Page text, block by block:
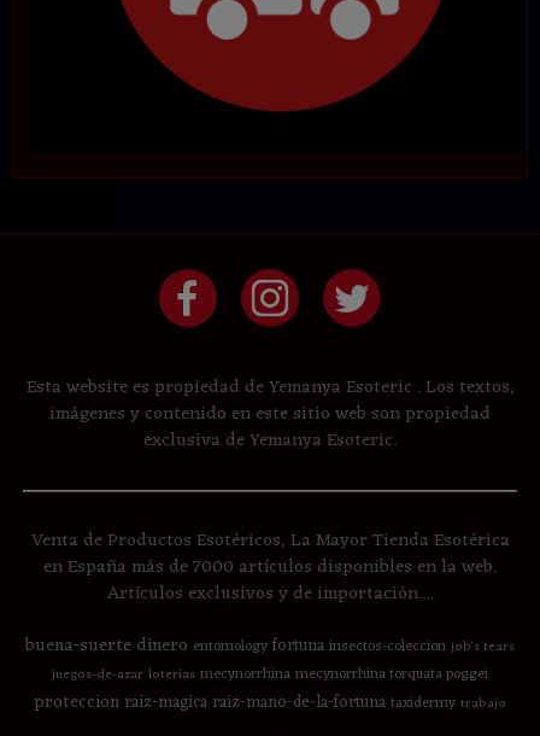
Esta website es propiedad de Yemanya Esoteric . Los textos,
imágenes y contenido en este sitio web son propiedad
exclusiva de Yemanya Esoteric.
Venta de Productos Esotéricos, La Mayor Tienda Esotérica
en España más de 7000 artículos disponibles en la web.
Artículos exclusivos y de importación....
buena-suertedinero entomologyfortunainsectos-coleccion job's tears
juegos-de-azar loterias mecynorrhinamecynorrhina torquata poggei
proteccion raiz-magica raiz-mano-de-la-fortunataxidermy trabajo